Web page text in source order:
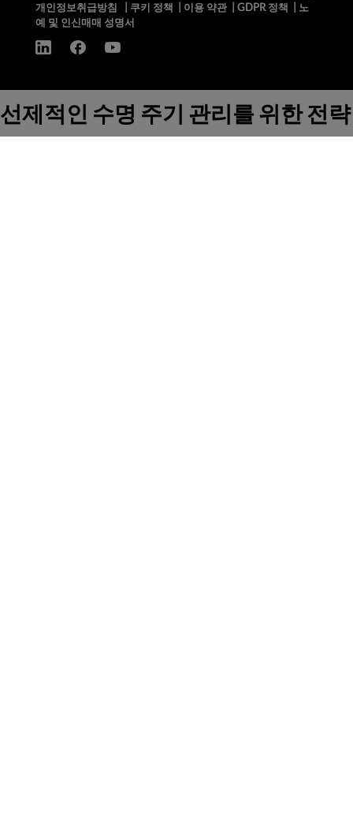
개인정보취급방침
쿠키 정책 이용 약관| GDPR 정책
노
예 및 인신매매 성명서
선제적인 수명 주기 관리를 위한 전략